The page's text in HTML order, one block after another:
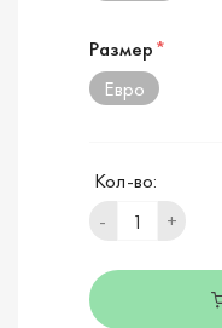
Размер*
Евро
Кол-во:
-
+